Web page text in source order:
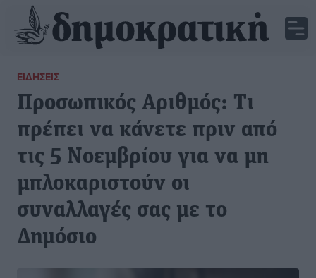
ΕΙΔΉΣΕΙΣ
Προσωπικός Αριθμός: Τι
πρέπει να κάνετε πριν από
τις 5 Νοεμβρίου για να μη
μπλοκαριστούν οι
συναλλαγές σας με το
Δημόσιο